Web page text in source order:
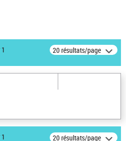
20 résultats/page
20 résultats/page